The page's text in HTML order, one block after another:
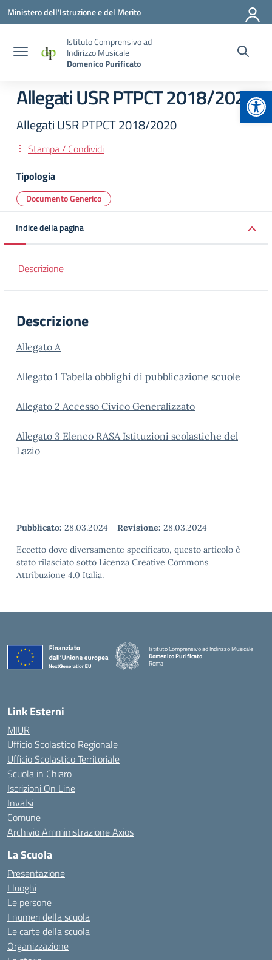
Vai ai contenuti
Vai al menu di navigazione
Vai al footer
Ministero dell'Istruzione e del Merito
Istituto Comprensivo ad
Indirizzo Musicale
Domenico Purificato
Allegati USR PTPCT 2018/2020
Allegati USR PTPCT 2018/2020
Stampa / Condividi
Tipologia
Documento Generico
Indice della pagina
Descrizione
Descrizione
Allegato A
Allegato 1 Tabella obblighi di pubblicazione scuole
Allegato 2 Accesso Civico Generalizzato
Allegato 3 Elenco RASA Istituzioni scolastiche del
Lazio
Pubblicato: 28.03.2024 - Revisione: 28.03.2024
Eccetto dove diversamente specificato, questo articolo è
stato rilasciato sotto Licenza Creative Commons
Attribuzione 4.0 Italia.
Istituto Comprensivo ad Indirizzo Musicale
Domenico Purificato
Roma
Link Esterni
MIUR
Ufficio Scolastico Regionale
Ufficio Scolastico Territoriale
Scuola in Chiaro
Iscrizioni On Line
Invalsi
Comune
Archivio Amministrazione Axios
La Scuola
Presentazione
I luoghi
Le persone
I numeri della scuola
Le carte della scuola
Organizzazione